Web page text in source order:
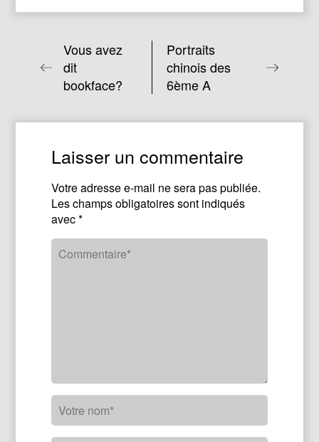
Vous avez
dit
bookface?
Portraits
chinois des
6ème A
Laisser un commentaire
Votre adresse e-mail ne sera pas publiée.
Les champs obligatoires sont indiqués
avec*